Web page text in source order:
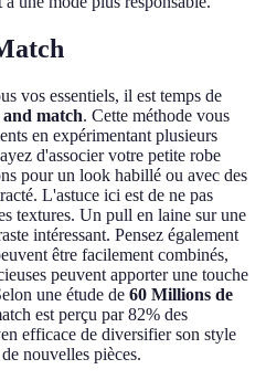
vos essentiels, il est temps de
match. Cette méthode vous
en expérimentant plusieurs
d'associer votre petite robe
pour un look habillé ou avec des
L'astuce ici est de ne pas
textures. Un pull en laine sur une
intéressant. Pensez également
être facilement combinés,
peuvent apporter une touche
une étude de 60 Millions de
est perçu par 82% des
efficace de diversifier son style
nouvelles pièces.